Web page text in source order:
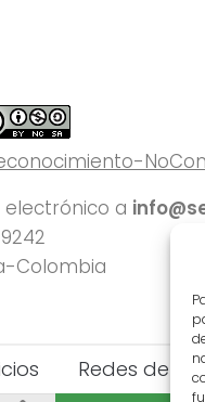
electrónico a
9242
Colombia
Redes del